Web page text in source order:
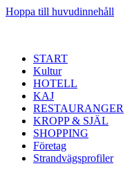
Hoppa till huvudinnehåll
START
Kultur
HOTELL
KAJ
RESTAURANGER
KROPP & SJÄL
SHOPPING
Företag
Strandvägsprofiler